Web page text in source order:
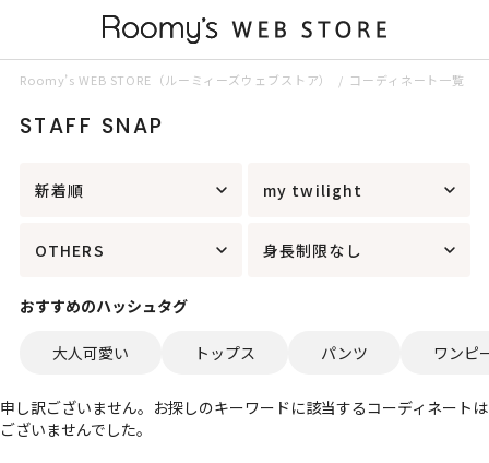
Roomy’s WEB STORE（ルーミィーズウェブストア） コーディネート一覧
STAFF SNAP
新着順 my twilight
OTHERS 身長制限なし
おすすめのハッシュタグ
大人可愛い トップス パンツ ワンピ
申し訳ございません。お探しのキーワードに該当するコーディネートは
ございませんでした。